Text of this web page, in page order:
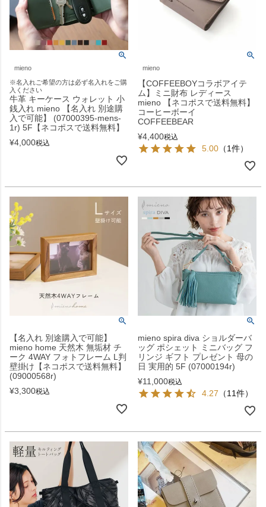
mieno
※名入れご希望の方は必ず名入れをご購
入ください
牛革 キーケース ウォレット 小
銭入れ mieno 【名入れ 別途購
入で可能】 (07000395-mens-
1r) 5F【ネコポスで送料無料】
¥4,000税込
mieno
【COFFEEBOYコラボアイテ
ム】ミニ財布 レディース
mieno 【ネコポスで送料無料】
コーヒーボーイ
COFFEEBEAR
¥4,400税込
5.00 （1件）
【名入れ 別途購入で可能】
mieno home 天然木 無垢材 チ
ーク 4WAY フォトフレーム L判
壁掛け【ネコポスで送料無料】
(09000568r)
¥3,300税込
mieno spira diva ショルダーバ
ッグ ポシェット ミニバッグ フ
リンジ ギフト プレゼント 母の
日 実用的 5F (07000194r)
¥11,000税込
4.27 （11件）